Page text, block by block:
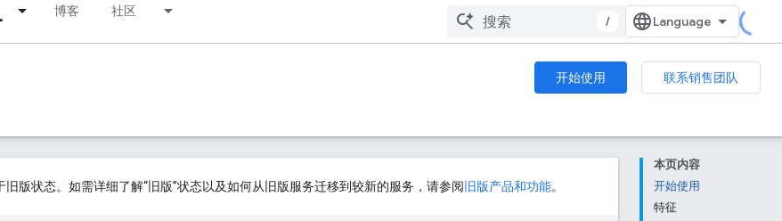
博客 社区
/
开始使用
联系销售团队
本页内容
开始使用
特征
版状态。如需详细了解“旧版”状态以及如何从旧版服务迁移到较新的服务，请参阅 旧版产品和功能。